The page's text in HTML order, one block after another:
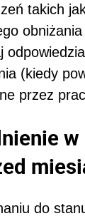
takich
(kiedy
przez
do